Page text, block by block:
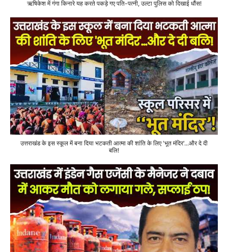
ऋषिकेश में गंगा किनारे यह करते पकड़े गए पति-पत्नी, उल्टा पुलिस को दिखाई धौंस!
उत्तराखंड के इस स्कूल में बना दिया भटकती आत्मा की शांति के लिए 'भूत मंदिर'...और दे दी
बलि!